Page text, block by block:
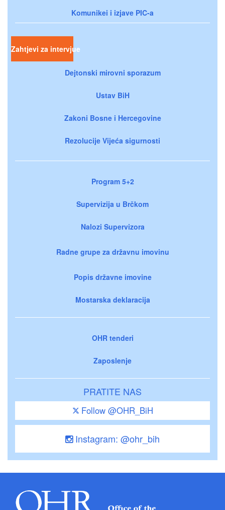
Komunikei i izjave PIC-a
Zahtjevi za intervjue
Dejtonski mirovni sporazum
Ustav BiH
Zakoni Bosne i Hercegovine
Rezolucije Vijeća sigurnosti
Program 5+2
Supervizija u Brčkom
Nalozi Supervizora
Radne grupe za državnu imovinu
Popis državne imovine
Mostarska deklaracija
OHR tenderi
Zaposlenje
PRATITE NAS
Follow @OHR_BiH
Instagram: @ohr_bih